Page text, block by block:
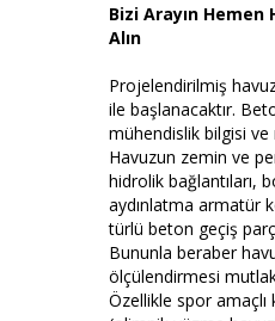
Bizi Arayın
Alın
Projelendirilmiş
ile başlanacaktır.
mühendislik bilgisi
Havuzun zemin ve
hidrolik bağlantıları,
aydınlatma armatür
türlü beton geçiş
Bununla beraber
ölçülendirmesi
Özellikle spor amaçlı